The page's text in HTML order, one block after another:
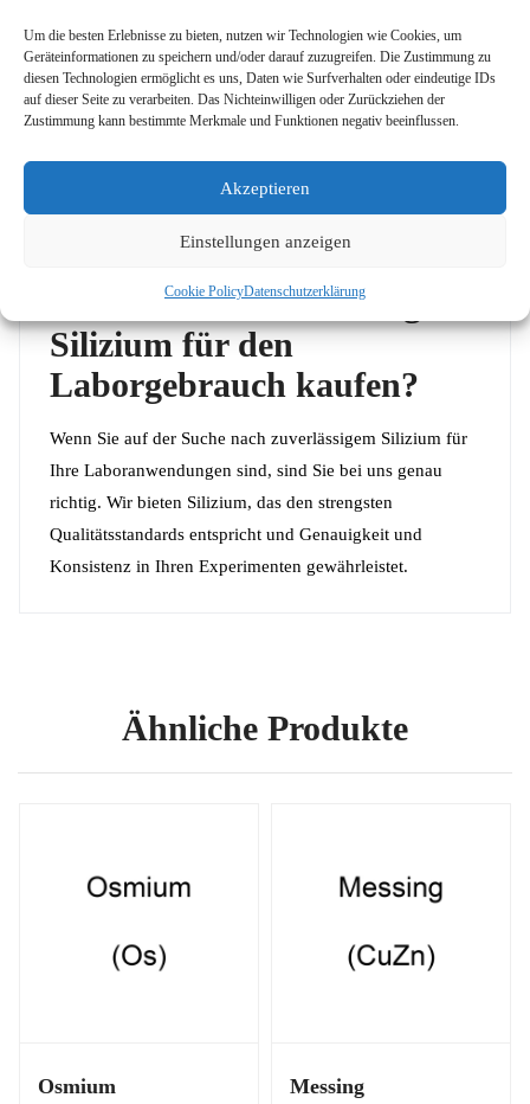
Um die besten Erlebnisse zu bieten, nutzen wir Technologien wie Cookies, um
Geräteinformationen zu speichern und/oder darauf zuzugreifen. Die Zustimmung zu
diesen Technologien ermöglicht es uns, Daten wie Surfverhalten oder eindeutige IDs
auf dieser Seite zu verarbeiten. Das Nichteinwilligen oder Zurückziehen der
Zustimmung kann bestimmte Merkmale und Funktionen negativ beeinflussen.
Akzeptieren
Einstellungen anzeigen
Cookie PolicyDatenschutzerklärung
allen Chemikalien ist es wichtig, mit geeigneter
Schutzausrüstung zu arbeiten und die Substanz von
Kindern und Haustieren fernzuhalten.
Wo finde ich weitere Informationen über Silizium?
Detaillierte Informationen zu Silizium finden Sie im
Wo kann ich hochwertiges
Silizium für den
Laborgebrauch kaufen?
Wenn Sie auf der Suche nach zuverlässigem Silizium für
Ihre Laboranwendungen sind, sind Sie bei uns genau
richtig. Wir bieten Silizium, das den strengsten
Qualitätsstandards entspricht und Genauigkeit und
Konsistenz in Ihren Experimenten gewährleistet.
Ähnliche Produkte
Osmium Messing